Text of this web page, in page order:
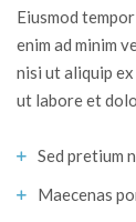
Eiusmod
enim ad minim
nisi ut aliquip
ut labore et
Sed pretium
Maecenas